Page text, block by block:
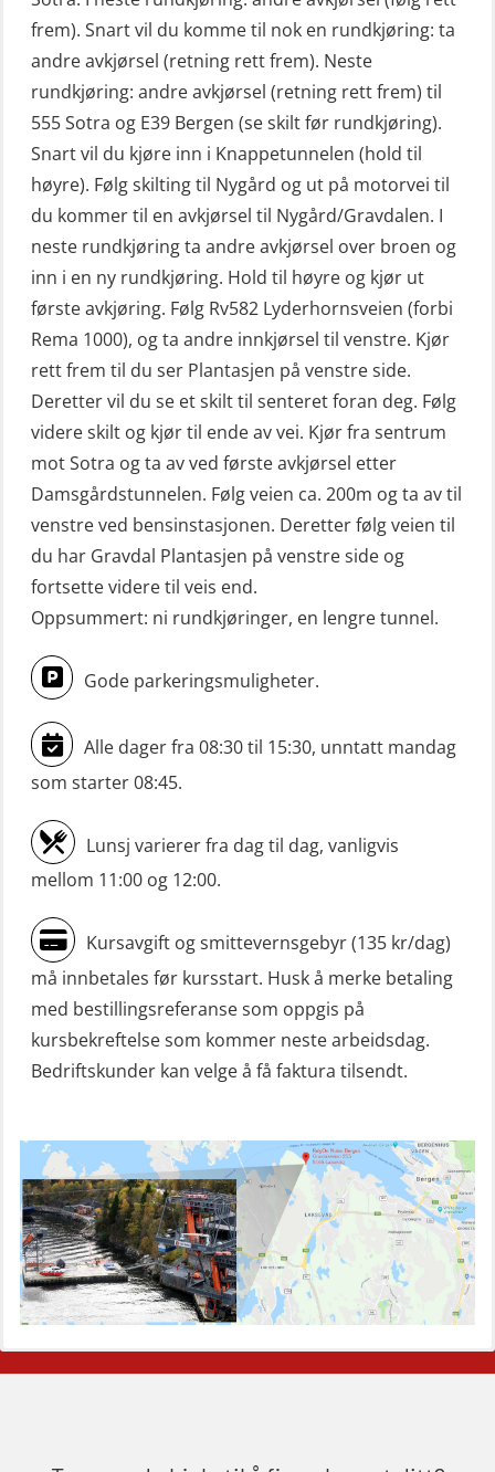
Livbåtfører konvensjonell livbåt –
grunnleggende (OSE135)
Livbåtfører konvensjonell repetisjon
(OSE1361)
Livbåtfører konvertering til FF48 inkl.
repetisjon (OSE106)
Livbåtfører sliskelivbåt repetisjon
(OSE1301)
Livbåtfører sliskestuplivbåt –
grunnleggende (OSE129)
Mann-Over-Bord (hurtiggående) liten
båt m/mørkekjøring – grunnleggende
(OSE114)
Mann-Over-Bord (hurtiggående) liten
båt m/mørkekjøring – repetisjon
(OSE151)
Mann-Over-Bord (hurtiggående) liten
båt u/mørkekjøring – grunnleggende
(OSE1142)
Mann-Over-Bord liten båt (MOB)
u/mørkekjøring – repetisjon (OSE152)
Mørkekjøring-modul for Mann-Over-
Bord (hurtiggående) liten båt
(OSE1001)
ROC sertifikat grunnleggende
(GMDSS) (ORC102)
ROC sertifikat repetisjon (GMDSS)
(ORC103)
Skadestedsledelse (OER108)
(OER118)
Skuldermåling (OBS120)
Sliskelivbåt grunnkurs m/E-læring
simulator (OSEBLE008)
Sliskelivbåt repetisjon, simulator
(OSE1302)
(OFIBLE103)
for skipsoffiserer (MBS100)
frem). Snart vil du komme til nok en rundkjøring: ta
andre avkjørsel (retning rett frem). Neste
rundkjøring: andre avkjørsel (retning rett frem) til
555 Sotra og E39 Bergen (se skilt før rundkjøring).
Snart vil du kjøre inn i Knappetunnelen (hold til
høyre). Følg skilting til Nygård og ut på motorvei til
du kommer til en avkjørsel til Nygård/Gravdalen. I
neste rundkjøring ta andre avkjørsel over broen og
inn i en ny rundkjøring. Hold til høyre og kjør ut
første avkjøring. Følg Rv582 Lyderhornsveien (forbi
Rema 1000), og ta andre innkjørsel til venstre. Kjør
rett frem til du ser Plantasjen på venstre side.
Deretter vil du se et skilt til senteret foran deg. Følg
videre skilt og kjør til ende av vei. Kjør fra sentrum
mot Sotra og ta av ved første avkjørsel etter
Damsgårdstunnelen. Følg veien ca. 200m og ta av til
venstre ved bensinstasjonen. Deretter følg veien til
du har Gravdal Plantasjen på venstre side og
fortsette videre til veis end.
Oppsummert: ni rundkjøringer, en lengre tunnel.
Gode parkeringsmuligheter.
Alle dager fra 08:30 til 15:30, unntatt mandag
som starter 08:45.
Lunsj varierer fra dag til dag, vanligvis
mellom 11:00 og 12:00.
Kursavgift og smittevernsgebyr (135 kr/dag)
må innbetales før kursstart. Husk å merke betaling
med bestillingsreferanse som oppgis på
kursbekreftelse som kommer neste arbeidsdag.
Bedriftskunder kan velge å få faktura tilsendt.